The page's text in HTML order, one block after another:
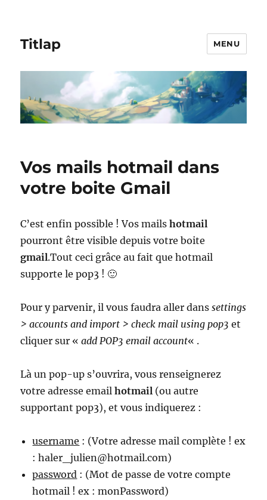
Titlap MENU
Vos mails hotmail dans
votre boite Gmail
C’est enfin possible ! Vos mailshotmail
pourront être visible depuis votre boite
gmail.Tout ceci grâce au fait que hotmail
supporte le pop3 ! 🙂
Pour y parvenir, il vous faudra aller danssettings
> accounts and import > check mail using pop3 et
cliquer sur «add POP3 email account« .
Là un pop-up s’ouvrira, vous renseignerez
votre adresse emailhotmail (ou autre
supportant pop3), et vous indiquerez :
username : (Votre adresse mail complète ! ex
: haler_julien@hotmail.com)
password : (Mot de passe de votre compte
hotmail ! ex : monPassword)